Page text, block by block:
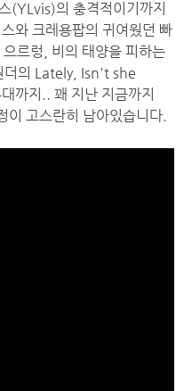
(YLvis)의 충격적이기까지
와 크레용팝의 귀여웠던 빠
르렁, 비의 태양을 피하는
더의 Lately, Isn't she
까지.. 꽤 지난 지금까지
고스란히 남아있습니다.